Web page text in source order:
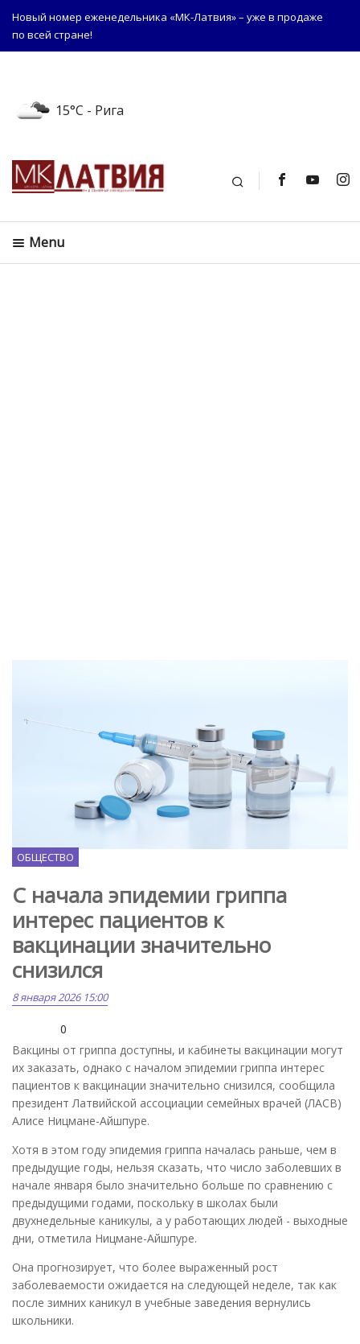
Новый номер еженедельника «МК-Латвия» – уже в продаже
по всей стране!
15°C - Рига
Поиск
Menu
Pixabay.com
ОБЩЕСТВО
С начала эпидемии гриппа
интерес пациентов к
вакцинации значительно
снизился
8 января 2026 15:00
0
Вакцины от гриппа доступны, и кабинеты вакцинации могут
их заказать, однако с началом эпидемии гриппа интерес
пациентов к вакцинации значительно снизился, сообщила
президент Латвийской ассоциации семейных врачей (ЛАСВ)
Алисе Ницмане-Айшпуре.
Хотя в этом году эпидемия гриппа началась раньше, чем в
предыдущие годы, нельзя сказать, что число заболевших в
начале января было значительно больше по сравнению с
предыдущими годами, поскольку в школах были
двухнедельные каникулы, а у работающих людей - выходные
дни, отметила Ницмане-Айшпуре.
Она прогнозирует, что более выраженный рост
заболеваемости ожидается на следующей неделе, так как
после зимних каникул в учебные заведения вернулись
школьники.